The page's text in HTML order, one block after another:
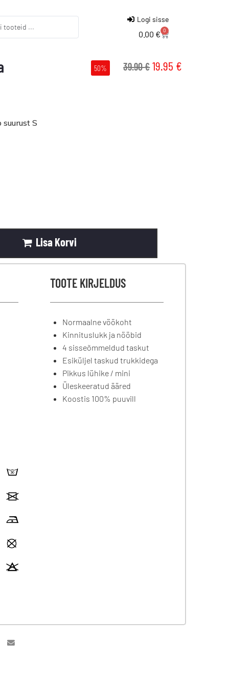
Logi sisse
0.00 € 0
50% 39.90€ 19.95 €
S
Lisa Korvi
TOOTE KIRJELDUS
Normaalne vöökoht
Kinnituslukk ja nööbid
4 sisseõmmeldud taskut
Esiküljel taskud trukkidega
Pikkus lühike / mini
Üleskeeratud ääred
Koostis 100% puuvill